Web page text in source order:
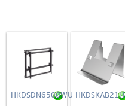
HKDSDN6500WU HKDSKAB21H